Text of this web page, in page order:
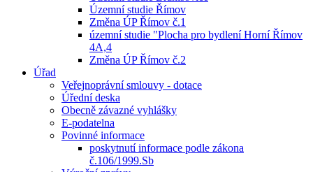
Územní studie Římov
Změna ÚP Římov č.1
územní studie "Plocha pro bydlení Horní Římov
4A,4
Změna ÚP Římov č.2
Úřad
Veřejnoprávní smlouvy - dotace
Úřední deska
Obecně závazné vyhlášky
E-podatelna
Povinné informace
poskytnutí informace podle zákona
č.106/1999.Sb